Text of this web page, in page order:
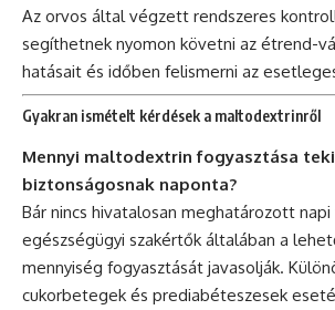
Az orvos által végzett rendszeres
segíthetnek nyomon követni az étrend-
hatásait és időben felismerni az
Gyakran ismételt kérdések a maltodextrinről
Mennyi maltodextrin fogyasztása
biztonságosnak naponta?
Bár nincs hivatalosan meghatározott napi
egészségügyi szakértők általában a
mennyiség fogyasztását javasolják.
cukorbetegek és prediabéteszesek